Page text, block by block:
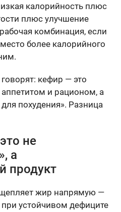
калорийность плюс
плюс улучшение
комбинация, если
более калорийного
кефир — это
и рационом, а
похудения». Разница
не
а
продукт
жир напрямую —
устойчивом дефиците